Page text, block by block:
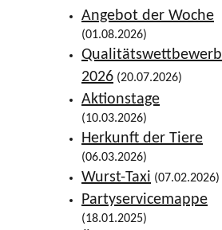
Angebot der Woche
(01.08.2026)
Qualitätswettbewerb
2026 (20.07.2026)
Aktionstage
(10.03.2026)
Herkunft der Tiere
(06.03.2026)
Wurst-Taxi (07.02.2026)
Partyservicemappe
(18.01.2025)